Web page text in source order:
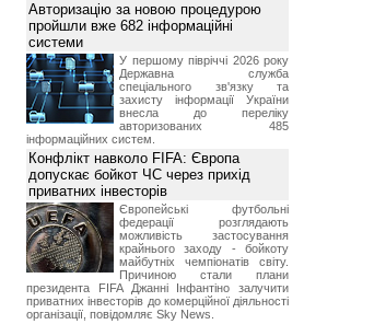
Авторизацію за новою процедурою
пройшли вже 682 інформаційні
системи
У першому півріччі 2026 року
Державна служба
спеціального зв'язку та
захисту інформації України
внесла до переліку
авторизованих 485
інформаційних систем.
Конфлікт навколо FIFA: Європа
допускає бойкот ЧС через прихід
приватних інвесторів
Європейські футбольні
федерації розглядають
можливість застосування
крайнього заходу - бойкоту
майбутніх чемпіонатів світу.
Причиною стали плани
президента FIFA Джанні Інфантіно залучити
приватних інвесторів до комерційної діяльності
організації, повідомляє Sky News.